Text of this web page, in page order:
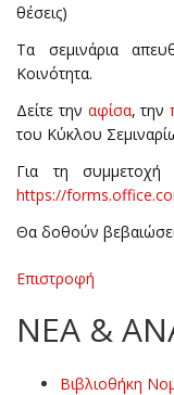
θέσεις)
Τα σεμινάρια
Κοινότητα.
Δείτε την αφίσα, την
του Κύκλου
Για τη
https://
Θα δοθούν
Επιστροφή
ΝΕΑ &
Βιβλιοθήκη